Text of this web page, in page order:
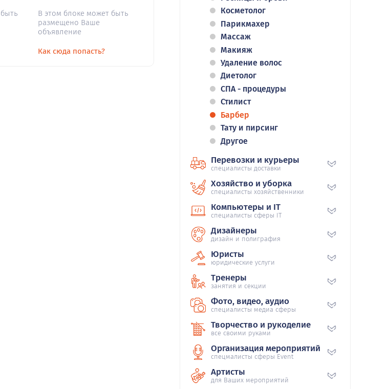
В этом блоке может быть
размещено Ваше
объявление
Как сюда попасть?
Косметолог
Парикмахер
Массаж
Макияж
Удаление волос
Диетолог
СПА - процедуры
Стилист
Барбер
Тату и пирсинг
Другое
Перевозки и курьеры
специалисты доставки
Хозяйство и уборка
специалисты хозяйственники
Компьютеры и IT
специалисты сферы IT
Дизайнеры
дизайн и полиграфия
Юристы
юридические услуги
Тренеры
занятия и секции
Фото, видео, аудио
специалисты медиа сферы
Творчество и рукоделие
все своими руками
Организация мероприятий
спецмалисты сферы Event
Артисты
для Ваших мероприятий